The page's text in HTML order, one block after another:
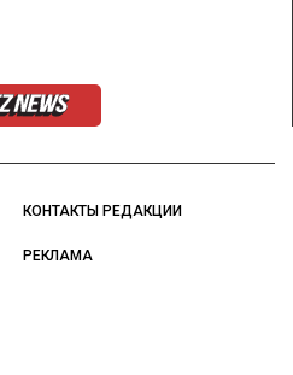
КОНТАКТЫ РЕДАКЦИИ
РЕКЛАМА